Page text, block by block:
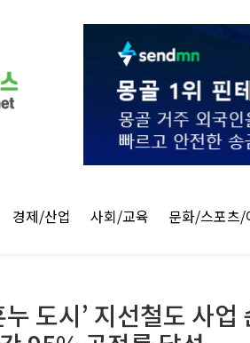
경제/산업 사회/교육 문화/스포츠/
도시’ 지선철도 사